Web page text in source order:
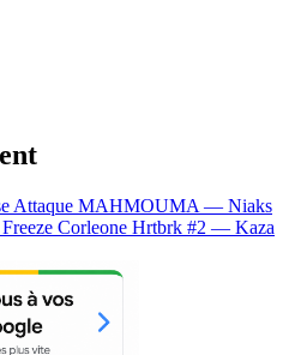
Attaque MAHMOUMA — Niaks
Corleone Hrtbrk #2 — Kaza